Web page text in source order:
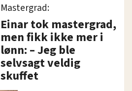
Mastergrad:
Einar tok mastergrad,
men fikk ikke mer i
lønn: – Jeg ble
selvsagt veldig
skuffet